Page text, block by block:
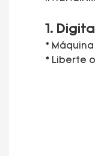
1.
*
* Liberte